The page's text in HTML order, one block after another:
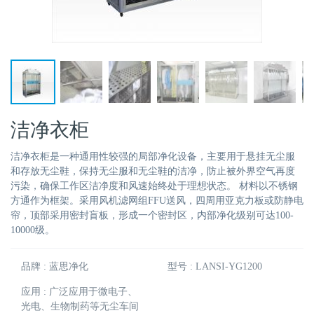
洁净衣柜
洁净衣柜是一种通用性较强的局部净化设备，主要用于悬挂无尘服
和存放无尘鞋，保持无尘服和无尘鞋的洁净，防止被外界空气再度
污染，确保工作区洁净度和风速始终处于理想状态。 材料以不锈钢
方通作为框架。采用风机滤网组FFU送风，四周用亚克力板或防静电
帘，顶部采用密封盲板，形成一个密封区，内部净化级别可达100-
10000级。
品牌 : 蓝思净化 型号 : LANSI-YG1200
应用 : 广泛应用于微电子、
光电、生物制药等无尘车间